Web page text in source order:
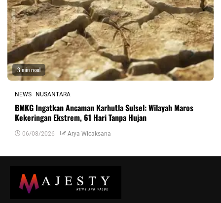
3 min read
NEWS NUSANTARA
BMKG Ingatkan Ancaman Karhutla Sulsel: Wilayah Maros
Kekeringan Ekstrem, 61 Hari Tanpa Hujan
06/08/2026 Arya Wicaksana